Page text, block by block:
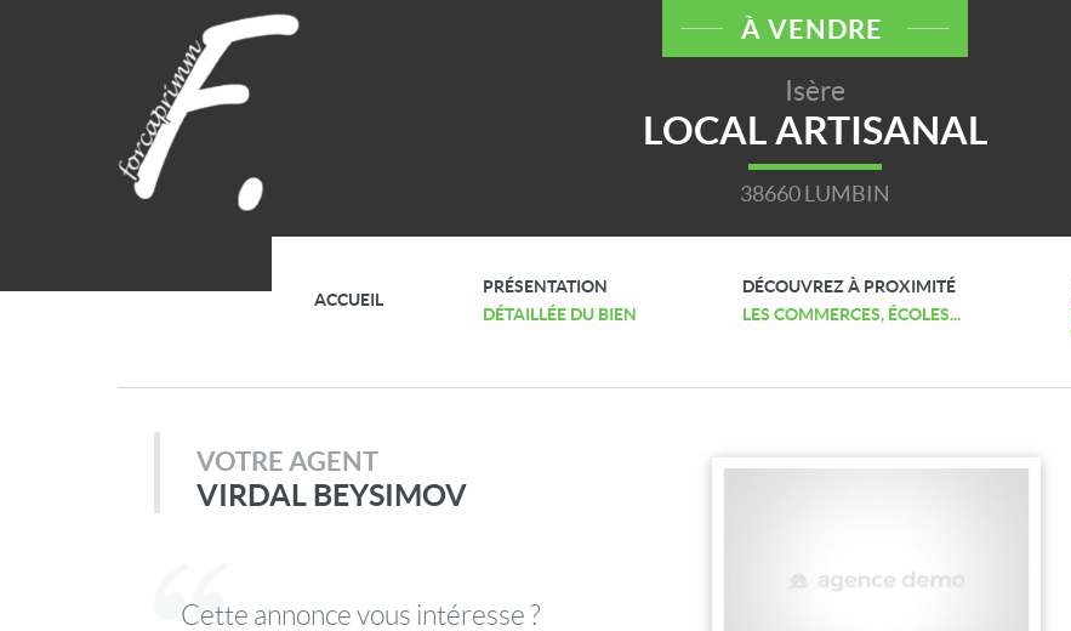
À VENDRE
Isère
LOCAL ARTISANAL
38660 LUMBIN
ACCUEIL
PRÉSENTATION
DÉTAILLÉE DU BIEN
DÉCOUVREZ À PROXIMITÉ
LES COMMERCES, ÉCOLES...
VOTRE AGENT
VIRDAL BEYSIMOV
Cette annonce vous intéresse ?